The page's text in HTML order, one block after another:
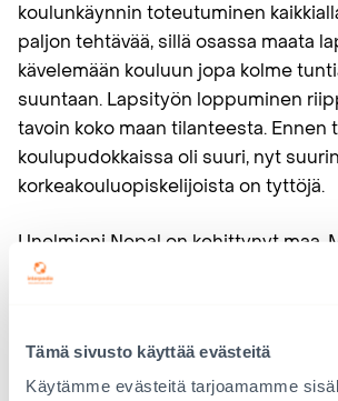
Tämä sivusto käyttää evästeitä
Käytämme evästeitä tarjoamamme
koulunkäynnin toteutuminen
paljon tehtävää, sillä osassa maata
kävelemään kouluun jopa kolme
suuntaan. Lapsityön loppuminen
tavoin koko maan tilanteesta. Ennen
koulupudokkaissa oli suuri, nyt
korkeakouluopiskelijoista on tyttöjä.
Unelmieni Nepal on kehittynyt maa.
kaunis ja turismin mahdollisuudet
Utopiani on kuin Singapore ja uskon,
mahdollista. Haluan myös, että